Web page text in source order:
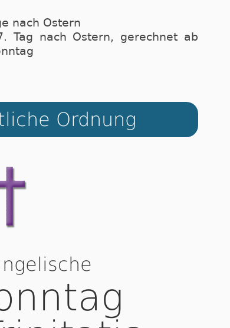
nach Ostern
Tag nach Ostern, gerechnet ab
Ordnung